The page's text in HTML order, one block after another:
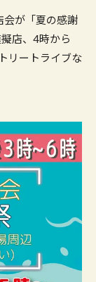
会が「夏の感謝
店、4時から
リートライブな